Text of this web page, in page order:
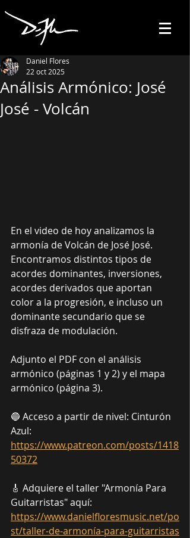
Análisis Armónico: José
José - Volcán
Daniel Flores
22 oct 2025
En el video de hoy analizamos la
armonía de Volcán de José José.
Encontramos distintos tipos de
acordes dominantes, inversiones,
acordes derivados que aportan
color a la progresión, e incluso un
dominante secundario que se
disfraza de modulación.
Adjunto el PDF con el análisis
armónico (páginas 1 y 2) y el mapa
armónico (página 3).
🔵 Acceso a partir de nivel: Cinturón
Azul:
https://www.patreon.com/posts/1418
50372
🎸 Adquiere el taller "Armonía Para
Guitarristas" aquí:
https://www.danielfloresmusic.net/po
st/taller-de-armonía-para-guitarristas